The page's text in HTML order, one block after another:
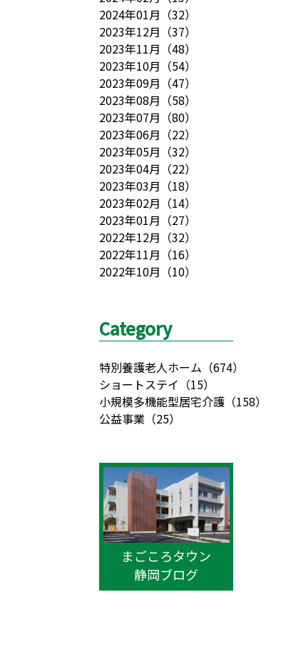
2024年01月 （32）
2023年12月 （37）
2023年11月 （48）
2023年10月 （54）
2023年09月 （47）
2023年08月 （58）
2023年07月 （80）
2023年06月 （22）
2023年05月 （32）
2023年04月 （22）
2023年03月 （18）
2023年02月 （14）
2023年01月 （27）
2022年12月 （32）
2022年11月 （16）
2022年10月 （10）
Category
特別養護老人ホーム （674）
ショートステイ （15）
小規模多機能型居宅介護 （158）
公益事業 （25）
まごころタウン
静岡ブログ